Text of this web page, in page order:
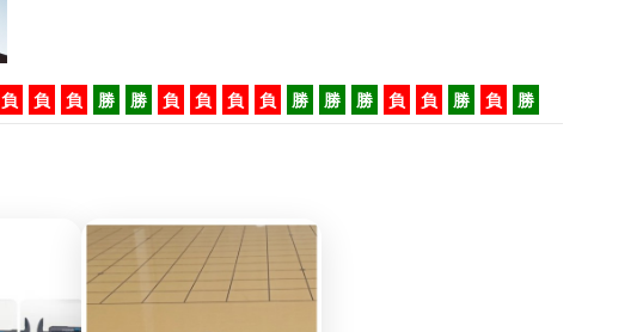
負 負 負 勝 勝 負 負 負 負 勝 勝 勝 負 負 勝 負 勝